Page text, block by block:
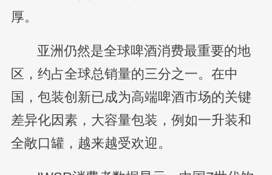
厚。
亚洲仍然是全球啤酒消费最重要的地
区，约占全球总销量的三分之一。在中
国，包装创新已成为高端啤酒市场的关键
差异化因素，大容量包装，例如一升装和
全敞口罐，越来越受欢迎。